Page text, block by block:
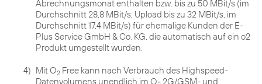
Abrechnungsmonat enthalten bzw. bis zu 50 MBit/s (im
Durchschnitt 28,8 MBit/s; Upload bis zu 32 MBit/s, im
Durchschnitt 17,4 MBit/s) für ehemalige Kunden der E-
Plus Service GmbH & Co. KG, die automatisch auf ein o2
Produkt umgestellt wurden.
4) Mit O2 Free kann nach Verbrauch des Highspeed-
Datenvolumens unendlich im O 2G/GSM- und